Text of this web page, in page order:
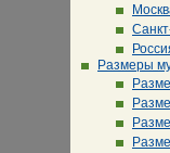
Размеры